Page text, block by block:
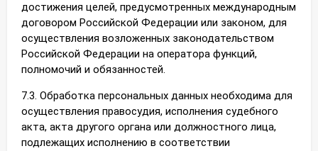
достижения целей, предусмотренных международным
договором Российской Федерации или законом, для
осуществления возложенных законодательством
Российской Федерации на оператора функций,
полномочий и обязанностей.
7.3. Обработка персональных данных необходима для
осуществления правосудия, исполнения судебного
акта, акта другого органа или должностного лица,
подлежащих исполнению в соответствии